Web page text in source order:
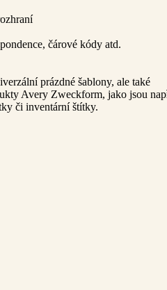
čárové kódy atd.
prázdné šablony, ale také
Avery Zweckform, jako jsou
či inventární štítky.